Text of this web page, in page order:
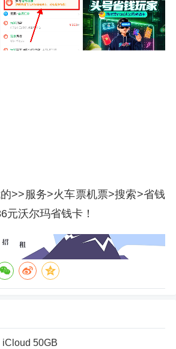
>>服务>火车票机票>搜索>省钱
元沃尔玛省钱卡！
50GB